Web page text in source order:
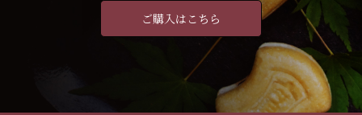
ご購入はこちら